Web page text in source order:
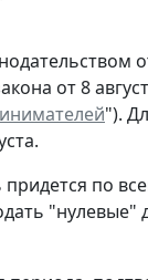
от 8
").
по
"нулевые"